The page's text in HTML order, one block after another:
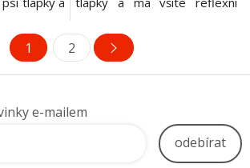
v
zapínáním
na
Barva:
nastavitelný v oblasti
hrudníku se zapínáním na
suchý zip. Úchyty na zadní
1 2
e-mailem
odebírat